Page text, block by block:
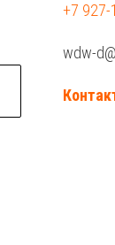
+7 927-
wdw-